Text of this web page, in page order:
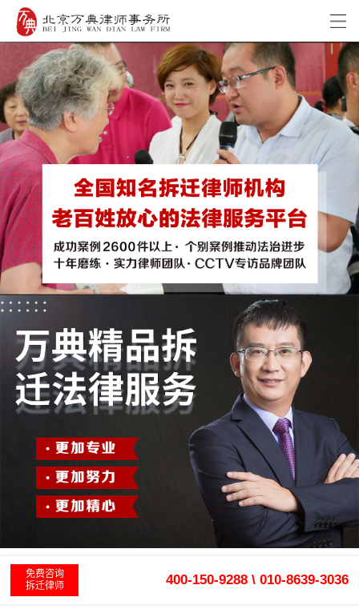
免费咨询
拆迁律师
400-150-9288 \ 010-8639-3036